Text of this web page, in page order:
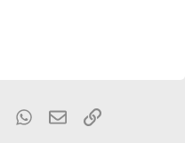
TumblrWhatsApp
EmailLink